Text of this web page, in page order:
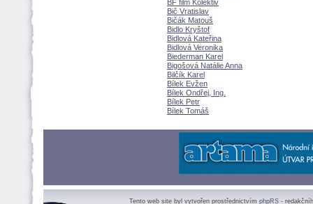
BF film Kolektiv
Bič Vratislav
Bičák Matou
Bidlo Kryštof
Bidlová Kateřina
Bidlová Veronika
Biederman Karel
Bigošová Natálie Anna
Bilčík Karel
Bílek Evžen
Bílek Ondřej, Ing.
Bílek Petr
Bílek Tom
Tento web site byl vytvořen prostřednictvím phpRS -